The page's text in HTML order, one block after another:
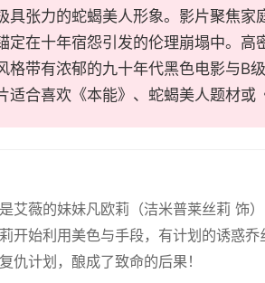
具张力的蛇蝎美人形象。影片聚焦
定在十年宿怨引发的伦理崩塌中。高
格带有浓郁的九十年代黑色电影与B
适合喜欢《本能》、蛇蝎美人题材或
艾薇的妹妹凡欧莉（洁米普莱丝莉 饰
开始利用美色与手段，有计划的诱惑
仇计划，酿成了致命的后果！